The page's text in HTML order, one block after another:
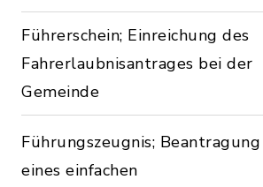
Führerschein; Einreichung des
Fahrerlaubnisantrages bei der
Gemeinde
Führungszeugnis; Beantragung
eines einfachen